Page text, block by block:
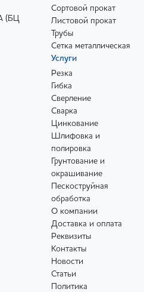
(БЦ
Сортовой прокат
Листовой прокат
Трубы
Сетка металлическая
Услуги
Резка
Гибка
Сверление
Сварка
Цинкование
Шлифовка и
полировка
Грунтование и
окрашивание
Пескоструйная
обработка
О компании
Доставка и оплата
Реквизиты
Контакты
Новости
Статьи
Политика